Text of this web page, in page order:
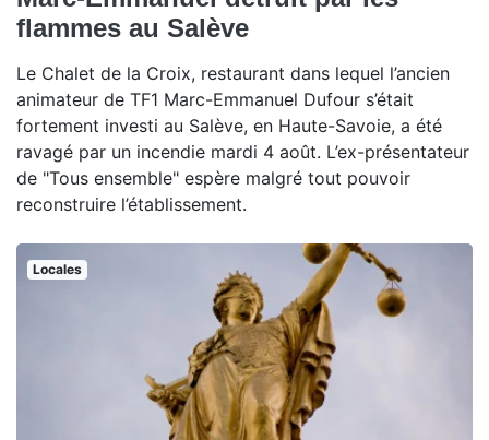
flammes au Salève
Le Chalet de la Croix, restaurant dans lequel l’ancien
animateur de TF1 Marc-Emmanuel Dufour s’était
fortement investi au Salève, en Haute-Savoie, a été
ravagé par un incendie mardi 4 août. L’ex-présentateur
de "Tous ensemble" espère malgré tout pouvoir
reconstruire l’établissement.
Locales